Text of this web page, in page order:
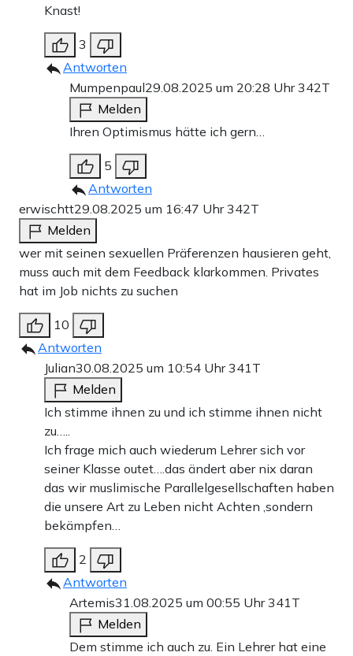
Knast!
3
Antworten
Mumpenpaul29.08.2025 um 20:28 Uhr342T
Melden
Ihren Optimismus hätte ich gern…
5
Antworten
erwischtt29.08.2025 um 16:47 Uhr342T
Melden
wer mit seinen sexuellen Präferenzen hausieren geht,
muss auch mit dem Feedback klarkommen. Privates
hat im Job nichts zu suchen
10
Antworten
Julian30.08.2025 um 10:54 Uhr341T
Melden
Ich stimme ihnen zu und ich stimme ihnen nicht
zu…..
Ich frage mich auch wiederum Lehrer sich vor
seiner Klasse outet….das ändert aber nix daran
das wir muslimische Parallelgesellschaften haben
die unsere Art zu Leben nicht Achten ,sondern
bekämpfen…
2
Antworten
Artemis31.08.2025 um 00:55 Uhr341T
Melden
Dem stimme ich auch zu. Ein Lehrer hat eine